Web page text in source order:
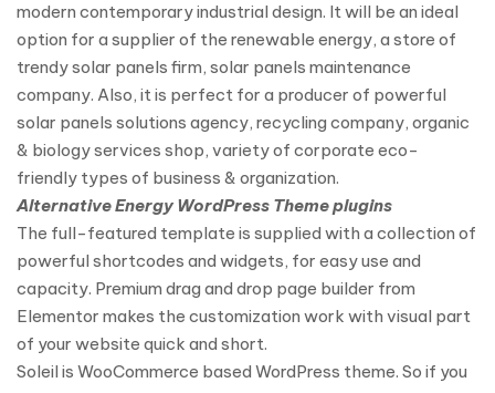
modern contemporary industrial design. It will be an ideal
option for a supplier of the renewable energy, a store of
trendy solar panels firm, solar panels maintenance
company. Also, it is perfect for a producer of powerful
solar panels solutions agency, recycling company, organic
& biology services shop, variety of corporate eco-
friendly types of business & organization.
Alternative Energy WordPress Theme plugins
The full-featured template is supplied with a collection of
powerful shortcodes and widgets, for easy use and
capacity. Premium drag and drop page builder from
Elementor makes the customization work with visual part
of your website quick and short.
Soleil is WooCommerce based WordPress theme. So if you